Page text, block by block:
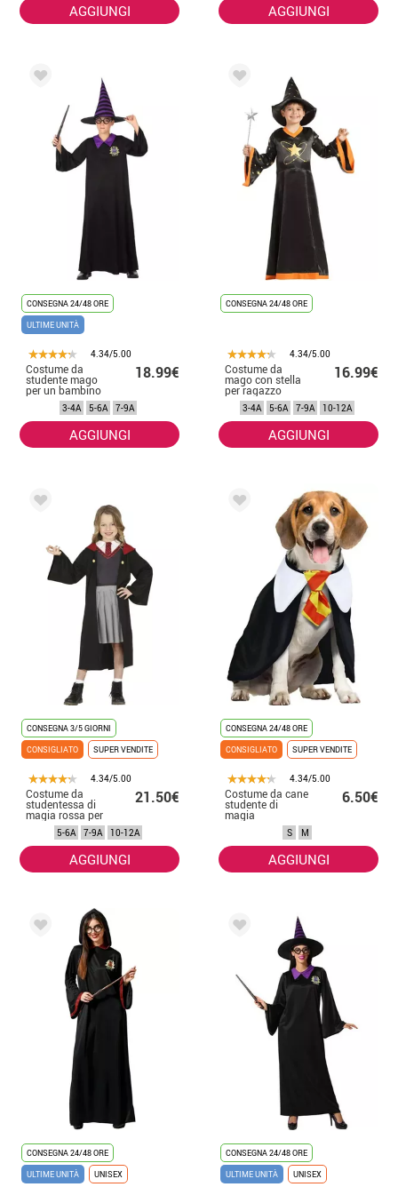
AGGIUNGI AGGIUNGI
CONSEGNA 24/48 ORE
ULTIME UNITÀ
4.34/5.00
Costume da
studente mago
per un bambino
18.99€
3-4A 5-6A 7-9A
AGGIUNGI
CONSEGNA 24/48 ORE
4.34/5.00
Costume da
mago con stella
per ragazzo
16.99€
3-4A 5-6A 7-9A 10-12A
AGGIUNGI
CONSEGNA 3/5 GIORNI
CONSIGLIATO
SUPER VENDITE
4.34/5.00
Costume da
studentessa di
magia rossa per
bambina
21.50€
5-6A 7-9A 10-12A
AGGIUNGI
CONSEGNA 24/48 ORE
CONSIGLIATO
SUPER VENDITE
4.34/5.00
Costume da cane
studente di
magia
6.50€
S M
AGGIUNGI
CONSEGNA 24/48 ORE
ULTIME UNITÀ
UNISEX
CONSEGNA 24/48 ORE
ULTIME UNITÀ
UNISEX